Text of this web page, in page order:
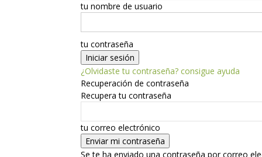
tu nombre de usuario
tu contraseña
¿Olvidaste tu contraseña? consigue ayuda
Recuperación de contraseña
Recupera tu contraseña
tu correo electrónico
Se te ha enviado una contraseña por correo